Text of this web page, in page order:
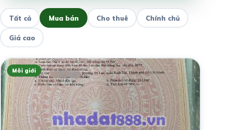
Tất cả Mua bán Cho thuê Chính chủ
Giá cao
Môi giới